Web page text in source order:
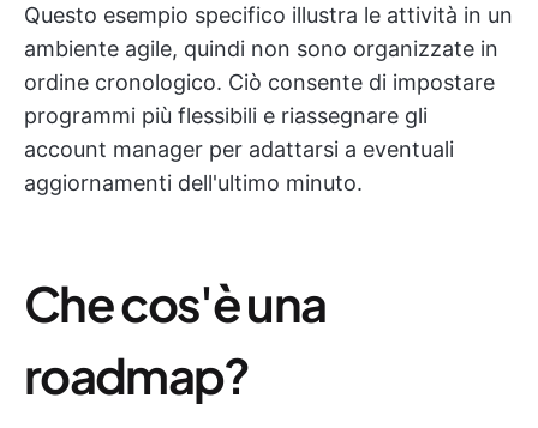
Questo esempio specifico illustra le attività in un
ambiente agile, quindi non sono organizzate in
ordine cronologico. Ciò consente di impostare
programmi più flessibili e riassegnare gli
account manager per adattarsi a eventuali
aggiornamenti dell'ultimo minuto.
Che cos'è una
roadmap?